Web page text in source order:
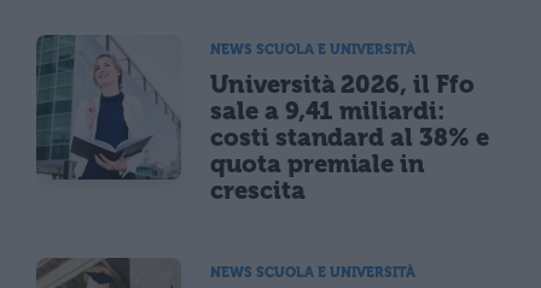
NEWS SCUOLA E UNIVERSITÀ
Università 2026, il Ffo
sale a 9,41 miliardi:
costi standard al 38% e
quota premiale in
crescita
NEWS SCUOLA E UNIVERSITÀ